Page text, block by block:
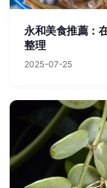
永和美食推薦：
整理
2025-07-25